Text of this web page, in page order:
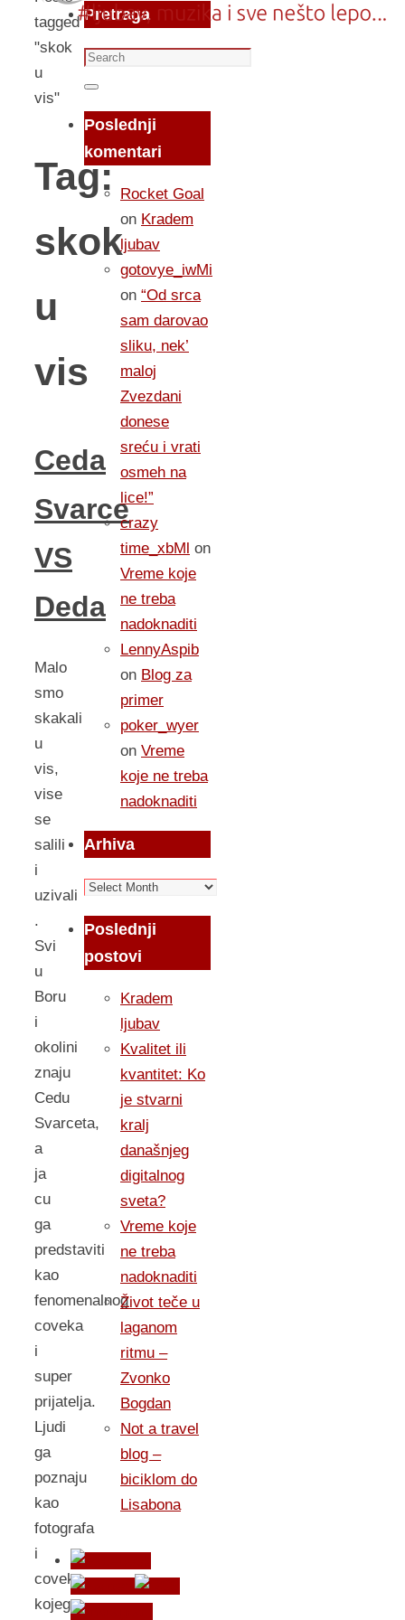
tagged
"skok
u
vis"
Tag:
skok
u
vis
Ceda
Svarce
VS
Deda
Malo
smo
skakali
u
vis,
vise
se
salili
i
uzivali
.
Svi
u
Boru
i
okolini
znaju
Cedu
Svarceta,
a
ja
cu
ga
predstaviti
kao
fenomenalnog
coveka
i
super
prijatelja.
Ljudi
ga
poznaju
kao
fotografa
i
coveka
kojeg
Pretraga
Search
for:
Search
Poslednji
komentari
Rocket Goal
on Kradem
ljubav
gotovye_iwMi
on “Od srca
sam darovao
sliku, nek’
maloj
Zvezdani
donese
sreću i vrati
osmeh na
lice!”
crazy
time_xbMl on
Vreme koje
ne treba
nadoknaditi
LennyAspib
on Blog za
primer
poker_wyer
on Vreme
koje ne treba
nadoknaditi
Arhiva
Arhiva
Poslednji
postovi
Kradem
ljubav
Kvalitet ili
kvantitet: Ko
je stvarni
kralj
današnjeg
digitalnog
sveta?
Vreme koje
ne treba
nadoknaditi
Život teče u
laganom
ritmu –
Zvonko
Bogdan
Not a travel
blog –
biciklom do
Lisabona